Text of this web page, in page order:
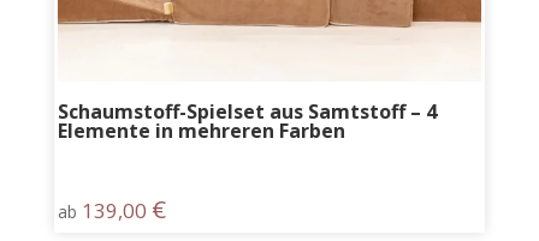
Schaumstoff-Spielset aus Samtstoff – 4
Elemente in mehreren Farben
ab 139,00 €